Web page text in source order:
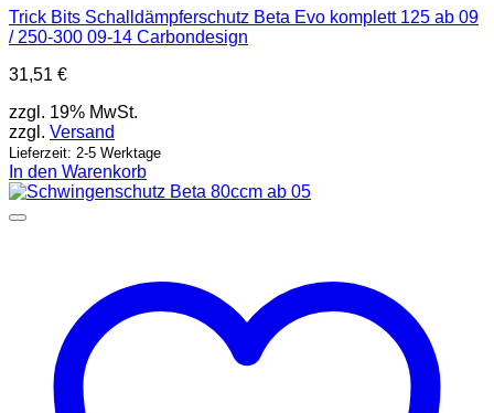
Trick Bits Schalldämpferschutz Beta Evo komplett 125 ab 09
/ 250-300 09-14 Carbondesign
31,51 €
zzgl. 19% MwSt.
zzgl. Versand
Lieferzeit: 2-5 Werktage
In den Warenkorb